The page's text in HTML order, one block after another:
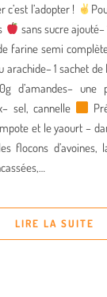
l’adopter !
sans sucre
farine semi
arachide– 1 sachet
d’amandes–
sel, cannelle
et le yaourt –
flocons d’avoines,
LIRE LA SUITE